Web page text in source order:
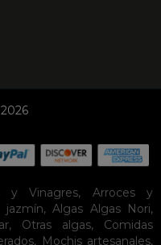
y Vinagres, Arroces y
jazmín, Algas Algas Nori,
, Otras algas, Comidas
, Mochis artesanales,